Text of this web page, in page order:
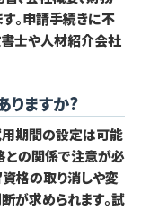
。申請手続きに不
士や人材紹介会社
りますか?
期間の設定は可能
との関係で注意が必
格の取り消しや変
が求められます。試